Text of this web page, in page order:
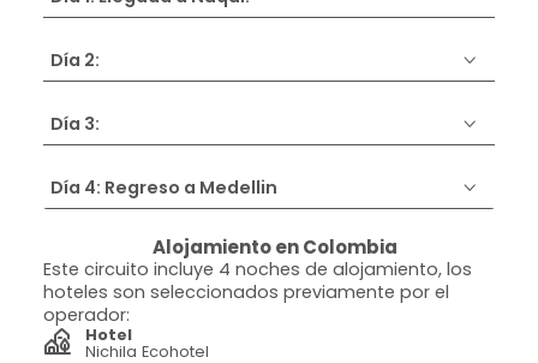
Día 2:
Día 3:
Día 4: Regreso a Medellin
Alojamiento en Colombia
Este circuito incluye 4 noches de alojamiento, los
hoteles son seleccionados previamente por el
operador:
Hotel
Nichila Ecohotel